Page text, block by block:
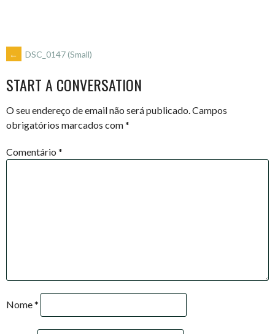
POST
NAVIGATION
← DSC_0147 (Small)
START A CONVERSATION
O seu endereço de email não será publicado.Campos
obrigatórios marcados com*
Comentário *
Nome*